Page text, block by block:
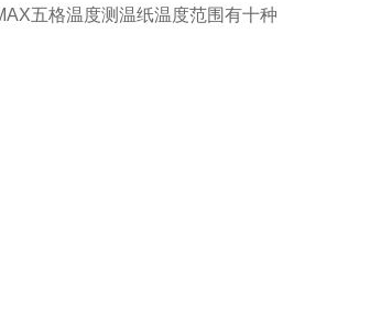
五格温度测温纸温度范围有十种